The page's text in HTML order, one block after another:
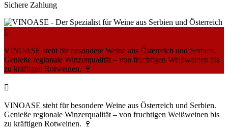
Sichere Zahlung

VINOASE steht für besondere Weine aus Österreich und Serbien.
Genieße regionale Winzerqualität – von fruchtigen Weißweinen bis
zu kräftigen Rotweinen. 🍷

VINOASE steht für besondere Weine aus Österreich und Serbien.
Genieße regionale Winzerqualität – von fruchtigen Weißweinen bis
zu kräftigen Rotweinen. 🍷